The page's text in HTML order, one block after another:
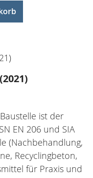
ist der
EN 206 und SIA
(Nachbehandlung,
Recyclingbeton,
für Praxis und